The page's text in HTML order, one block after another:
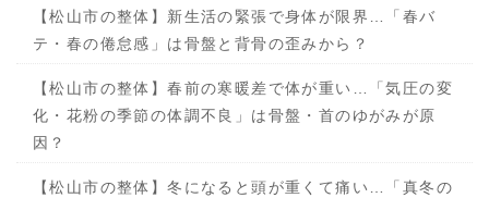
【松山市の整体】新生活の緊張で身体が限界…「春バ
テ・春の倦怠感」は骨盤と背骨の歪みから？
【松山市の整体】春前の寒暖差で体が重い…「気圧の変
化・花粉の季節の体調不良」は骨盤・首のゆがみが原
因？
【松山市の整体】冬になると頭が重くて痛い…「真冬の